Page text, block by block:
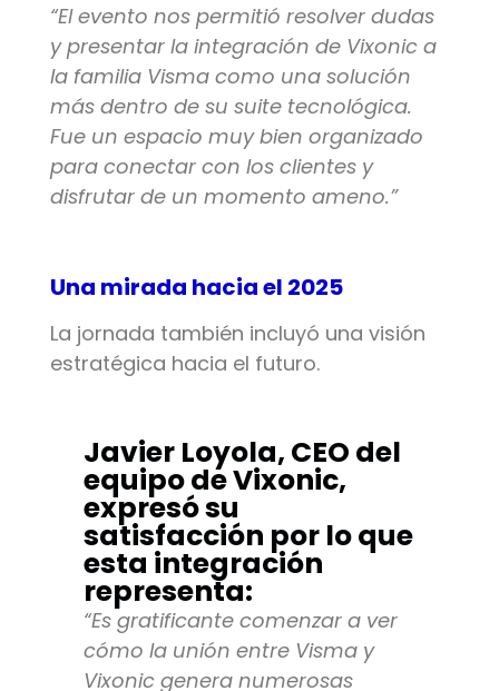
“El evento nos permitió resolver dudas
y presentar la integración de Vixonic a
la familia Visma como una solución
más dentro de su suite tecnológica.
Fue un espacio muy bien organizado
para conectar con los clientes y
disfrutar de un momento ameno.”
Una mirada hacia el 2025
La jornada también incluyó una visión
estratégica hacia el futuro.
Javier Loyola, CEO del
equipo de Vixonic,
expresó su
satisfacción por lo que
esta integración
representa:
“Es gratificante comenzar a ver
cómo la unión entre Visma y
Vixonic genera numerosas